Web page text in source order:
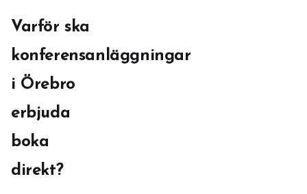
Varför ska
konferensanläggningar
i Örebro
erbjuda
boka
direkt?